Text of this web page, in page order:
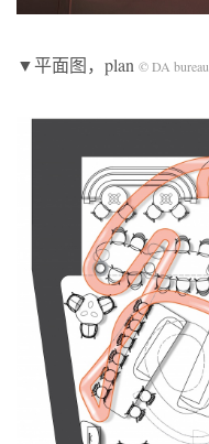
▼平面图，plan © DA bureau